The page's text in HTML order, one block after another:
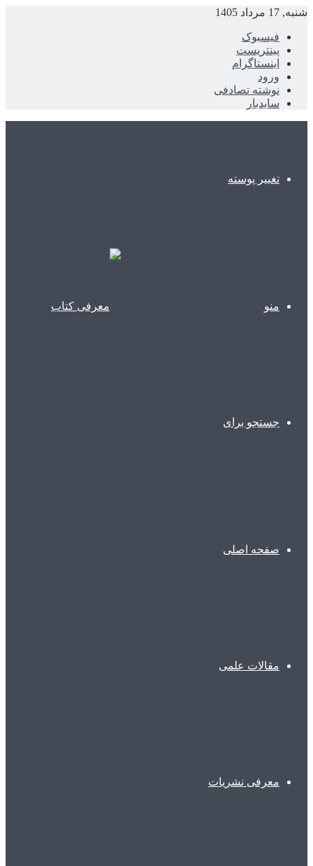
شنبه, 17 مرداد 1405
فیسبوک
پینتریست
اینستاگرام
ورود
نوشته تصادفی
سایدبار
تغییر پوسته
منو
جستجو برای
صفحه اصلی
مقالات علمی
معرفی نشریات